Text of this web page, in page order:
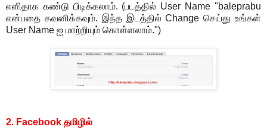
எளிதாக கண்டு பிடிக்கலாம். (படத்தில் User Name "baleprabu
என்பதை கவனிக்கவும். இந்த இடத்தில் Change செய்து உங்கள்
User Name ஐ மாற்றியும் கொள்ளலாம்.")
2. Facebook தமிழில்